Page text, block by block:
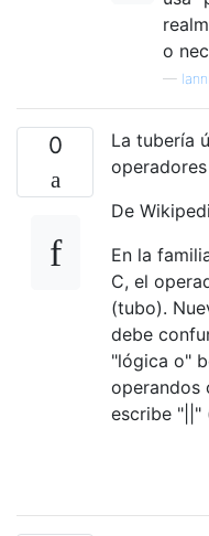
o
—
0
La tubería
operadores
De
En la
C, el
(tubo).
debe
"lógica o"
operandos
escribe "||"